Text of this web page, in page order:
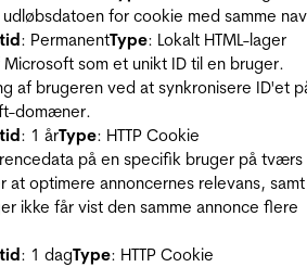
for cookie med samme
: PermanentType: Lokalt HTML-lager
som et unikt ID til en bruger.
af brugeren ved at synkronisere ID'et
domæner.
: 1 årType: HTTP Cookie
på en specifik bruger på tværs
at optimere annoncernes relevans, samt
ikke får vist den samme annonce flere
: 1 dagType: HTTP Cookie